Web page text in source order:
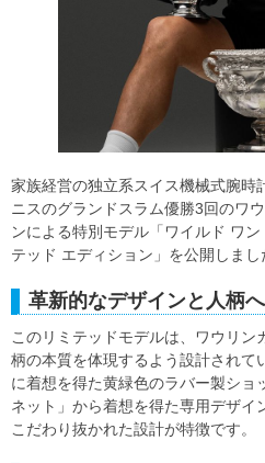
家族経営の独立系スイス機械式腕時
ニスのグランドスラム優勝3回のワ
ンによる特別モデル「ワイルド ワ
テッド エディション」を公開しまし
革新的なデザインと人柄
このリミテッドモデルは、ワウリン
柄の本質を体現するよう設計されて
に着想を得た黄緑色のラバー製ショ
ネット」から着想を得た専用デザイ
こだわり抜かれた設計が特徴です。